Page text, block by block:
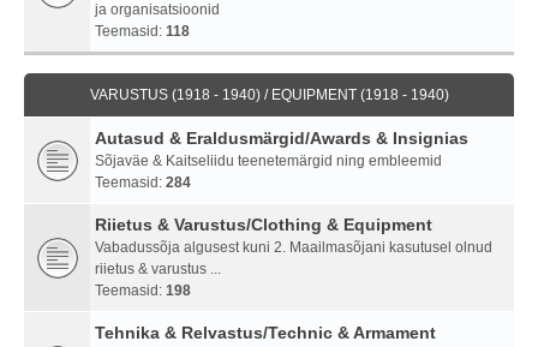
ja organisatsioonid
Teemasid: 118
VARUSTUS (1918 - 1940) / EQUIPMENT (1918 - 1940)
Autasud & Eraldusmärgid/Awards & Insignias
Sõjaväe & Kaitseliidu teenetemärgid ning embleemid
Teemasid: 284
Riietus & Varustus/Clothing & Equipment
Vabadussõja algusest kuni 2. Maailmasõjani kasutusel olnud
riietus & varustus ...
Teemasid: 198
Tehnika & Relvastus/Technic & Armament